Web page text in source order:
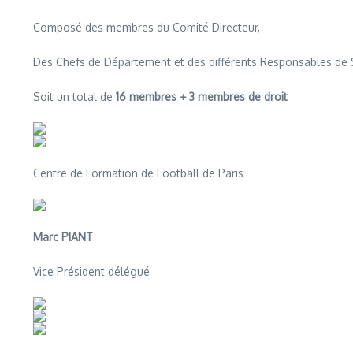
Composé des membres du Comité Directeur,
Des Chefs de Département et des différents Responsables de
Soit un total de 16 membres + 3 membres de droit
Centre de Formation de Football de Paris
Marc PIANT
Vice Président délégué